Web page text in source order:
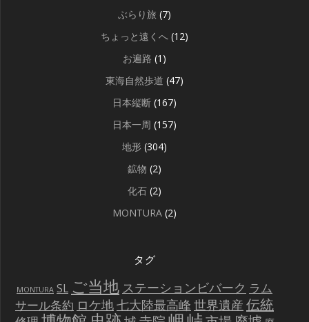
ぶらり旅 (7)
ちょっと遠くへ (12)
お遍路 (1)
東海自然歩道 (47)
日本縦断 (167)
日本一周 (157)
地形 (304)
鉱物 (2)
化石 (2)
MONTURA (2)
タグ
MONTURA SL ご当地 ステーションビバーク ラム
サール条約 ロケ地七大陸最高峰 世界遺産 伝統